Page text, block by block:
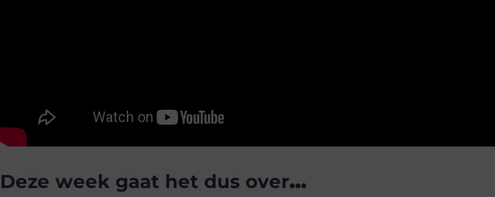
Deze week gaat het dus over…